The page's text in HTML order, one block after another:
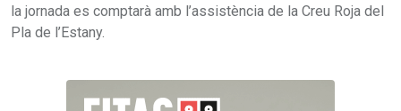
la jornada es comptarà amb l’assistència de la Creu Roja del
Pla de l’Estany.